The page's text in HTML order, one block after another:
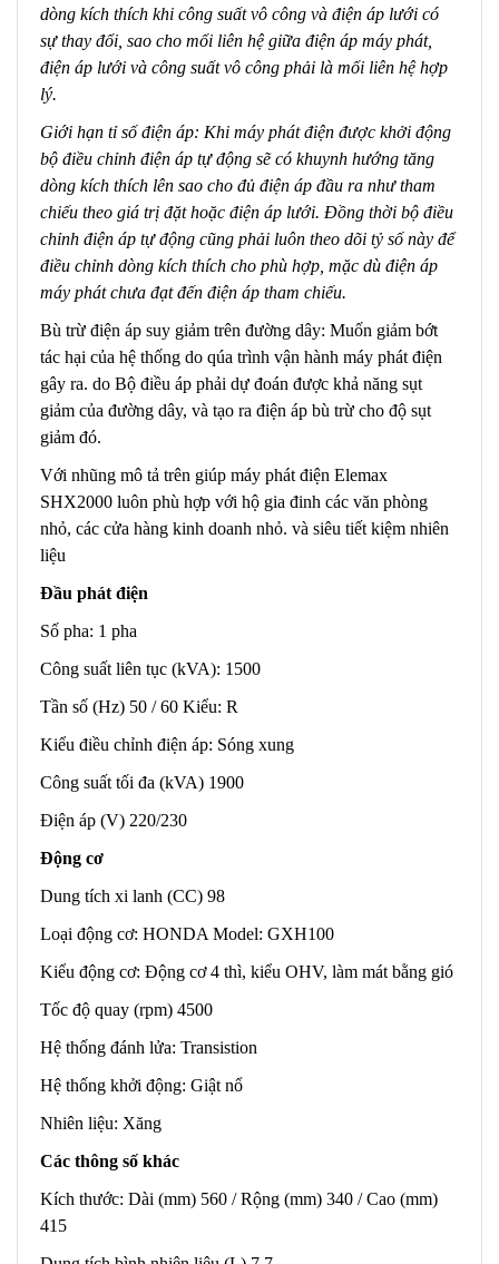
dòng kích thích khi công suất vô công và điện áp lưới có
sự thay đổi, sao cho mối liên hệ giữa điện áp máy phát,
điện áp lưới và công suất vô công phải là mối liên hệ hợp
lý.
Giới hạn tỉ số điện áp: Khi máy phát điện được khởi động
bộ điều chỉnh điện áp tự động sẽ có khuynh hướng tăng
dòng kích thích lên sao cho đủ điện áp đầu ra như tham
chiếu theo giá trị đặt hoặc điện áp lưới. Đồng thời bộ điều
chỉnh điện áp tự động cũng phải luôn theo dõi tỷ số này để
điều chỉnh dòng kích thích cho phù hợp, mặc dù điện áp
máy phát chưa đạt đến điện áp tham chiếu.
Bù trừ điện áp suy giảm trên đường dây: Muốn giảm bớt
tác hại của hệ thống do qúa trình vận hành máy phát điện
gây ra. do Bộ điều áp phải dự đoán được khả năng sụt
giảm của đường dây, và tạo ra điện áp bù trừ cho độ sụt
giảm đó.
Với nhũng mô tả trên giúp máy phát điện Elemax
SHX2000 luôn phù hợp với hộ gia đinh các văn phòng
nhỏ, các cửa hàng kinh doanh nhỏ. và siêu tiết kiệm nhiên
liệu
Đầu phát điện
Số pha: 1 pha
Công suất liên tục (kVA): 1500
Tần số (Hz) 50 / 60 Kiểu: R
Kiểu điều chỉnh điện áp: Sóng xung
Công suất tối đa (kVA) 1900
Điện áp (V) 220/230
Động cơ
Dung tích xi lanh (CC) 98
Loại động cơ: HONDA Model: GXH100
Kiểu động cơ: Động cơ 4 thì, kiểu OHV, làm mát bằng gió
Tốc độ quay (rpm) 4500
Hệ thống đánh lửa: Transistion
Hệ thống khởi động: Giật nổ
Nhiên liệu: Xăng
Các thông số khác
Kích thước: Dài (mm) 560 / Rộng (mm) 340 / Cao (mm)
415